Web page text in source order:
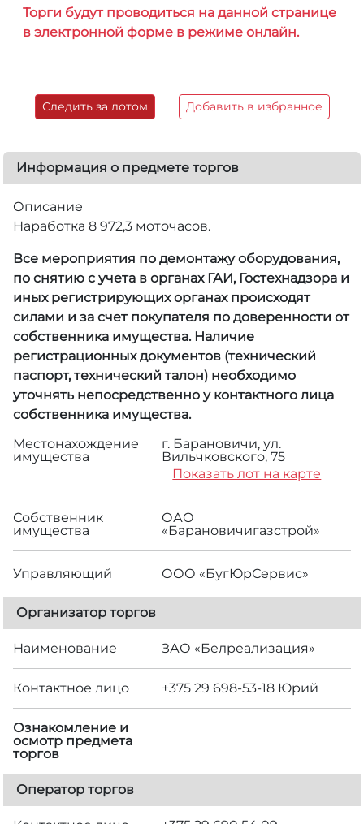
Торги будут проводиться на данной странице
в электронной форме в режиме онлайн.
Следить за лотом Добавить в избранное
Информация о предмете торгов
Описание
Наработка 8 972,3 моточасов.
Все мероприятия по демонтажу оборудования,
по снятию с учета в органах ГАИ, Гостехнадзора и
иных регистрирующих органах происходят
силами и за счет покупателя по доверенности от
собственника имущества. Наличие
регистрационных документов (технический
паспорт, технический талон) необходимо
уточнять непосредственно у контактного лица
собственника имущества.
Местонахождение
имущества
г. Барановичи, ул.
Вильчковского, 75
Показать лот на карте
Собственник
имущества
ОАО
«Барановичигазстрой»
Управляющий ООО «БугЮрСервис»
Организатор торгов
Наименование ЗАО «Белреализация»
Контактное лицо +375 29 698-53-18 Юрий
Ознакомление и
осмотр предмета
торгов
Оператор торгов